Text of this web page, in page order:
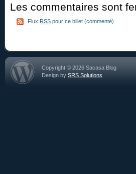
Les commentaires sont
Flux RSS pour ce billet (commenté)
Copyright © 2026 Sacasa Blog
Design by SRS Solutions